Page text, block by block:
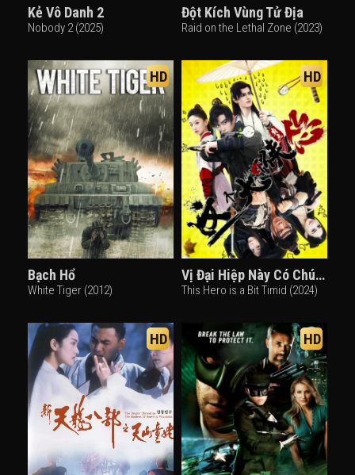
Kẻ Vô Danh 2
Nobody 2 (2025)
Đột Kích Vùng Tử Địa
Raid on the Lethal Zone (2023)
HD
Bạch Hổ
White Tiger (2012)
HD
Vị Đại Hiệp Này Có Chút Nhát
This Hero is a Bit Timid (2024)
HD HD